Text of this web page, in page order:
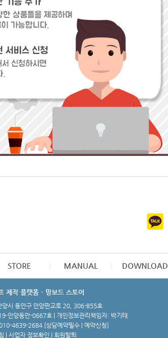
STORE MANUAL DOWNLOAD
제작 플랫폼 - 망보드 스토어
양시 동안구 안양판교로 20, 306-B55호
안양동안-0667호 | 개인정보관리책임자: 박기태
4639-2684 [상담예약필수 | 예약신청]
사업자 정보확인 회원탈퇴